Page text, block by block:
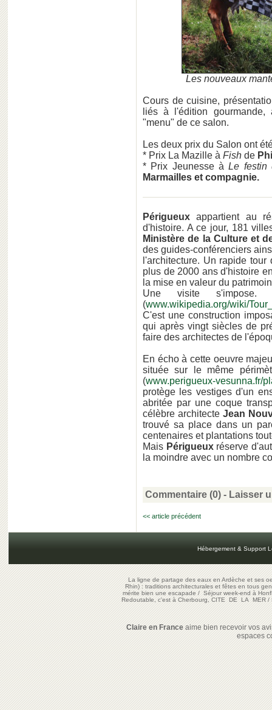
Les nouveaux
Cours de cuisine,
liés à l'édition
"menu" de ce salon.
Les deux prix du Salon ont
* Prix La Mazille à Fish de
* Prix Jeunesse àLe festin
Marmailles et compagnie.
Périgueuxappartient au
d'histoire. A ce jour, 181
Ministère de la Culture et
des guides-conférenciers
l'architecture. Un rapide
plus de 2000 ans d'histoire
la mise en valeur du
Une visite
(www.wikipedia.org/wiki/
C'est une construction
qui après vingt siècles de
faire des architectes de
En écho à cette oeuvre
située sur le même
(www.perigueux-vesunna.fr/
protège les vestiges d'un
abritée par une coque
célèbre architecte Jean
trouvé sa place dans un
centenaires et plantations
Mais Périgueuxréserve
la moindre avec un nombre
Commentaire (0) - Laisser
<< article précédent
Hébergement & Support
La ligne de partage des eaux en Ardèche et ses
Rhin) : traditions architecturales et fêtes en tous
mérite bien une escapade/Séjour week-end à
Redoutable, c'est à Cherbourg, CITE DE LA MER/
Claire en Franceaime bien recevoir vos
espaces